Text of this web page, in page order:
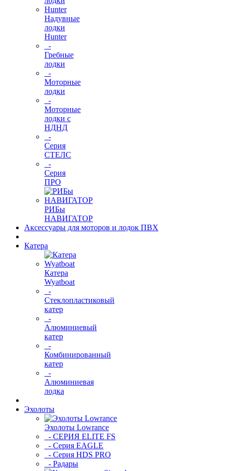
Надувные
лодки
Hunter
-
Гребные
лодки
-
Моторные
лодки
-
Моторные
лодки с
НДНД
-
Серия
СТЕЛС
-
Серия
ПРО
РИБы
НАВИГАТОР
Аксессуары для моторов и лодок ПВХ
Катера
Катера
Wyatboat
-
Cтеклопластиковый
катер
-
Алюминиевый
катер
-
Комбинированный
катер
-
Алюминиевая
лодка
Эхолоты
Эхолоты Lowrance
- СЕРИЯ ELITE FS
- Серия EAGLE
- Серия HDS PRO
- Радары